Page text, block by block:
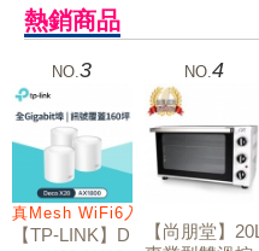
熱銷商品
NO.3
真Mesh WiFi6入門款
【TP-LINK】D
NO. 4
【尚朋堂】20L